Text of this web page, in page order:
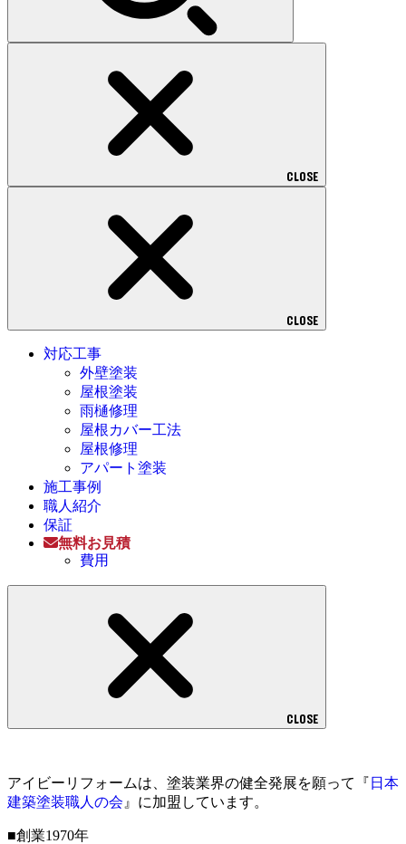
CLOSE
CLOSE
対応工事
外壁塗装
屋根塗装
雨樋修理
屋根カバー工法
屋根修理
アパート塗装
施工事例
職人紹介
保証
無料お見積
費用
CLOSE
アイビーリフォームは、塗装業界の健全発展を願って『 日本
建築塗装職人の会 』に加盟しています。
■創業1970年